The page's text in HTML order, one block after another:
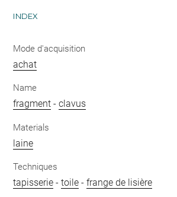
INDEX
Mode d'acquisition
achat
Name
fragment -clavus
Materials
laine
Techniques
tapisserie -toile -frange de lisière